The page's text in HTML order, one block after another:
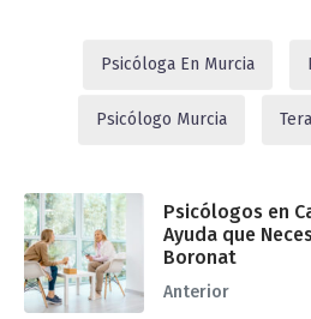
Psicóloga En Murcia
Psicólogo Murcia
Psicólogos en
Ayuda que
Boronat
Anterior